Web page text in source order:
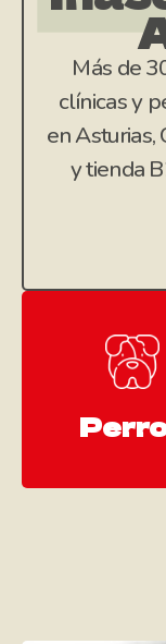
Más de
clínicas y
en
y tienda